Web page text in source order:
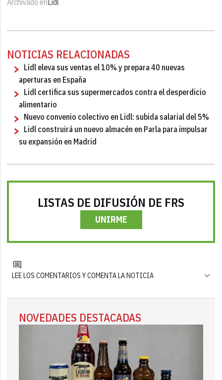
NOTICIAS RELACIONADAS
Lidl eleva sus ventas el 10% y prepara 40 nuevas
aperturas en España
Lidl certifica sus supermercados contra el desperdicio
alimentario
Nuevo convenio colectivo en Lidl: subida salarial del 5%
Lidl construirá un nuevo almacén en Parla para impulsar
su expansión en Madrid
LISTAS DE DIFUSIÓN DE FRS
UNIRME
LEE LOS COMENTARIOS Y COMENTA LA NOTICIA
NOVEDADES DESTACADAS